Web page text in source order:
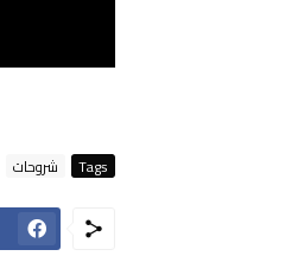
Tags شروحات